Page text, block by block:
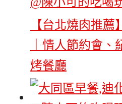
【台北燒肉推
｜情人節約會
烤餐廳